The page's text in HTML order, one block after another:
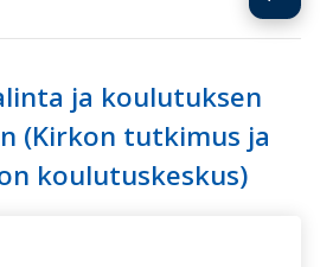
ja koulutuksen
(Kirkon tutkimus ja
koulutuskeskus)